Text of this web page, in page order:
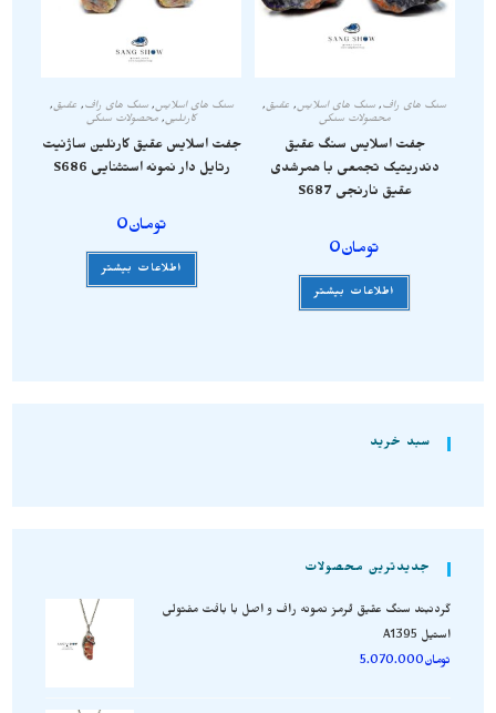
سنگ های راف, سنگ های اسلایس, عقیق,
محصولات سنگی
جفت اسلایس سنگ عقیق
دندریتیک تجمعی با همرشدی
عقیق نارنجی S687
تومان0
اطلاعات بیشتر
سنگ های اسلایس,سنگ های راف, عقیق,
کارنلین, محصولات سنگی
جفت اسلایس عقیق کارنلین ساژنیت
رتایل دار نمونه استثنایی S686
تومان0
اطلاعات بیشتر
سبد خرید
جدیدترین محصولات
گردنبند سنگ عقیق قرمز نمونه راف و اصل با بافت مفتولی
استیل A1395
تومان5.070.000